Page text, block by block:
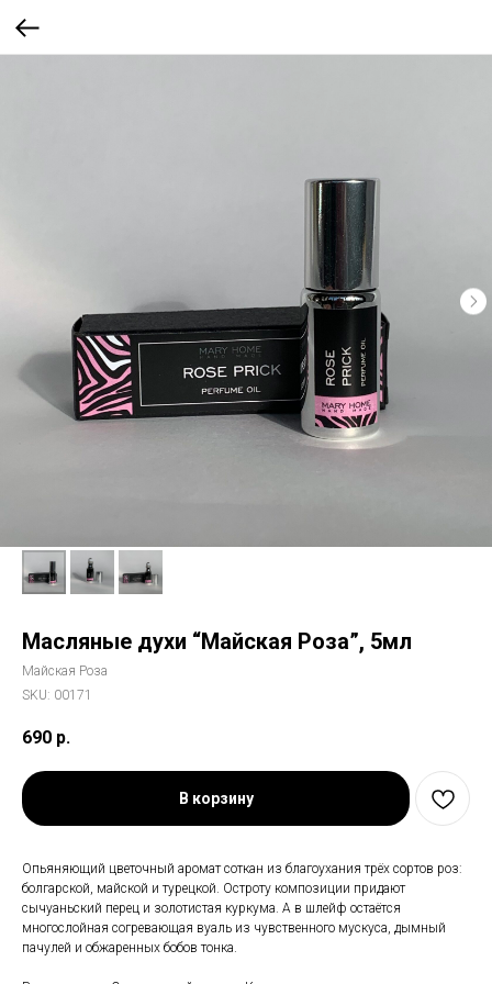
Масляные духи “Майская Роза”, 5мл
Майская Роза
SKU: 00171
690 р.
В корзину
Опьяняющий цветочный аромат соткан из благоухания трёх сортов роз:
болгарской, майской и турецкой. Остроту композиции придают
сычуаньский перец и золотистая куркума. А в шлейф остаётся
многослойная согревающая вуаль из чувственного мускуса, дымный
пачулей и обжаренных бобов тонка.